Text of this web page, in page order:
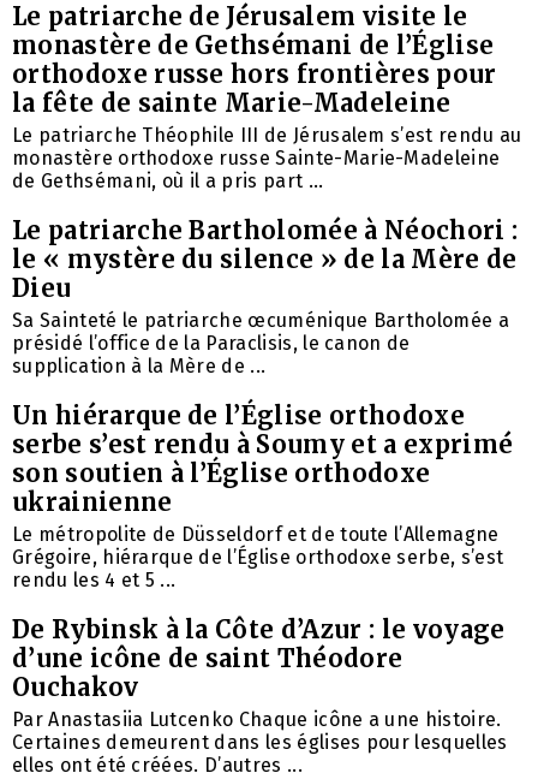
Le patriarche de Jérusalem visite le
monastère de Gethsémani de l’Église
orthodoxe russe hors frontières pour
la fête de sainte Marie-Madeleine
Le patriarche Théophile III de Jérusalem s’est rendu au
monastère orthodoxe russe Sainte-Marie-Madeleine
de Gethsémani, où il a pris part ...
Le patriarche Bartholomée à Néochori :
le « mystère du silence » de la Mère de
Dieu
Sa Sainteté le patriarche œcuménique Bartholomée a
présidé l’office de la Paraclisis, le canon de
supplication à la Mère de ...
Un hiérarque de l’Église orthodoxe
serbe s’est rendu à Soumy et a exprimé
son soutien à l’Église orthodoxe
ukrainienne
Le métropolite de Düsseldorf et de toute l’Allemagne
Grégoire, hiérarque de l’Église orthodoxe serbe, s’est
rendu les 4 et 5 ...
De Rybinsk à la Côte d’Azur : le voyage
d’une icône de saint Théodore
Ouchakov
Par Anastasiia Lutcenko Chaque icône a une histoire.
Certaines demeurent dans les églises pour lesquelles
elles ont été créées. D’autres ...